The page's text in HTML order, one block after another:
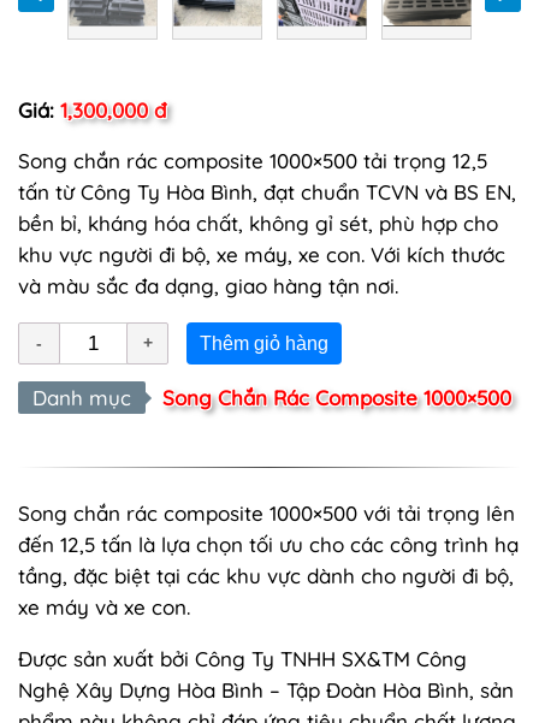
Giá: 1,300,000 đ
Song chắn rác composite 1000×500 tải trọng 12,5
tấn từ Công Ty Hòa Bình, đạt chuẩn TCVN và BS EN,
bền bỉ, kháng hóa chất, không gỉ sét, phù hợp cho
khu vực người đi bộ, xe máy, xe con. Với kích thước
và màu sắc đa dạng, giao hàng tận nơi.
Thêm giỏ hàng
Danh mục Song Chắn Rác Composite 1000×500
Song chắn rác composite 1000×500 với tải trọng lên
đến 12,5 tấn là lựa chọn tối ưu cho các công trình hạ
tầng, đặc biệt tại các khu vực dành cho người đi bộ,
xe máy và xe con.
Được sản xuất bởi Công Ty TNHH SX&TM Công
Nghệ Xây Dựng Hòa Bình – Tập Đoàn Hòa Bình, sản